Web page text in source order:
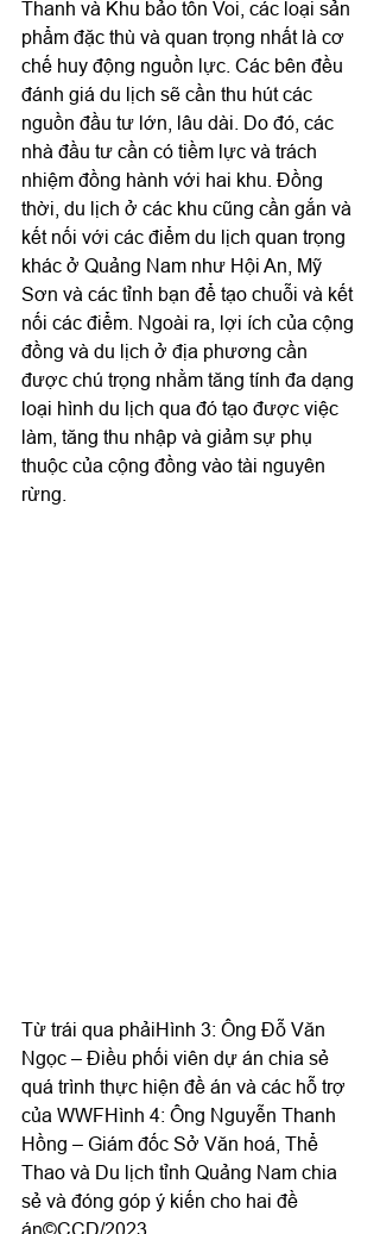
Thanh và Khu bảo tồn Voi, các loại sản
phẩm đặc thù và quan trọng nhất là cơ
chế huy động nguồn lực. Các bên đều
đánh giá du lịch sẽ cần thu hút các
nguồn đầu tư lớn, lâu dài. Do đó, các
nhà đầu tư cần có tiềm lực và trách
nhiệm đồng hành với hai khu. Đồng
thời, du lịch ở các khu cũng cần gắn và
kết nối với các điểm du lịch quan trọng
khác ở Quảng Nam như Hội An, Mỹ
Sơn và các tỉnh bạn để tạo chuỗi và kết
nối các điểm. Ngoài ra, lợi ích của cộng
đồng và du lịch ở địa phương cần
được chú trọng nhằm tăng tính đa dạng
loại hình du lịch qua đó tạo được việc
làm, tăng thu nhập và giảm sự phụ
thuộc của cộng đồng vào tài nguyên
rừng.
Từ trái qua phảiHình 3: Ông Đỗ Văn
Ngọc – Điều phối viên dự án chia sẻ
quá trình thực hiện đề án và các hỗ trợ
của WWFHình 4: Ông Nguyễn Thanh
Hồng – Giám đốc Sở Văn hoá, Thể
Thao và Du lịch tỉnh Quảng Nam chia
sẻ và đóng góp ý kiến cho hai đề
án©️CCD/2023